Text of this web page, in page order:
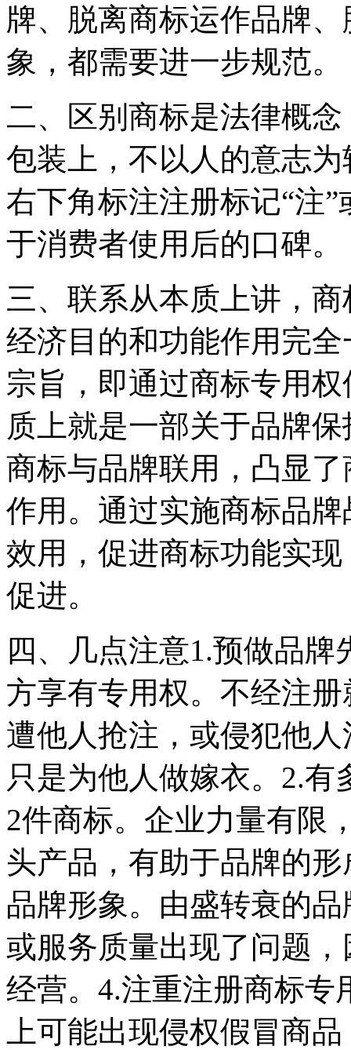
牌、脱离商标运作品牌
象，都需要进一步规范。
二、区别商标是法律概
包装上，不以人的意志
右下角标注注册标记“注
于消费者使用后的口碑。
三、联系从本质上讲，
经济目的和功能作用完
宗旨，即通过商标专用
质上就是一部关于品牌
商标与品牌联用，凸显
作用。通过实施商标品
效用，促进商标功能实
促进。
四、几点注意1.预做品
方享有专用权。不经注
遭他人抢注，或侵犯他
只是为他人做嫁衣。2.
2件商标。企业力量有限
头产品，有助于品牌的
品牌形象。由盛转衰的
或服务质量出现了问题
经营。4.注重注册商标专
上可能出现侵权假冒商